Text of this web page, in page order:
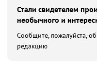
Стали свидетелем
необычного и
Сообщите, пожалуйста,
редакцию